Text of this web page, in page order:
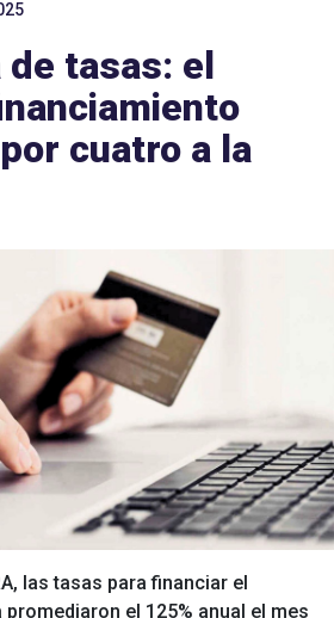
de tasas: el
cuatro a la
las tasas para financiar el
el 125% anual el mes